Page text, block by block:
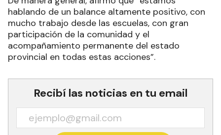
hablando de un balance altamente positivo, con
mucho trabajo desde las escuelas, con gran
participación de la comunidad y el
acompañamiento permanente del estado
provincial en todas estas acciones”.
Recibí las noticias en tu email